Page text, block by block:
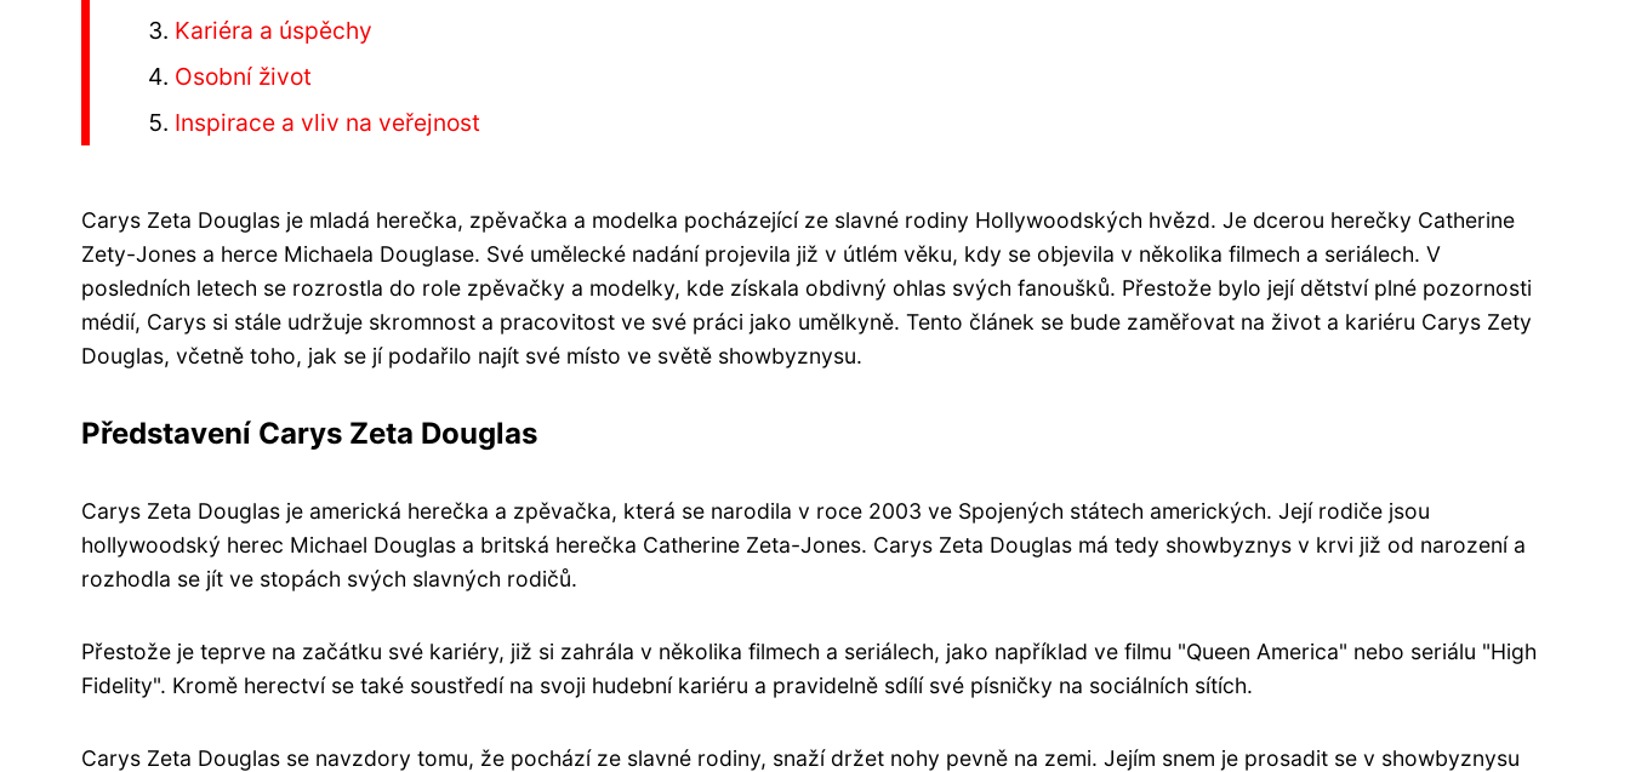
Kariéra a úspěchy
Osobní život
Inspirace a vliv na veřejnost
Carys Zeta Douglas je mladá herečka, zpěvačka a modelka pocházející ze slavné rodiny Hollywoodských hvězd. Je dcerou herečky Catherine
Zety-Jones a herce Michaela Douglase. Své umělecké nadání projevila již v útlém věku, kdy se objevila v několika filmech a seriálech. V
posledních letech se rozrostla do role zpěvačky a modelky, kde získala obdivný ohlas svých fanoušků. Přestože bylo její dětství plné pozornosti
médií, Carys si stále udržuje skromnost a pracovitost ve své práci jako umělkyně. Tento článek se bude zaměřovat na život a kariéru Carys Zety
Douglas, včetně toho, jak se jí podařilo najít své místo ve světě showbyznysu.
Představení Carys Zeta Douglas
Carys Zeta Douglas je americká herečka a zpěvačka, která se narodila v roce 2003 ve Spojených státech amerických. Její rodiče jsou
hollywoodský herec Michael Douglas a britská herečka Catherine Zeta-Jones. Carys Zeta Douglas má tedy showbyznys v krvi již od narození a
rozhodla se jít ve stopách svých slavných rodičů.
Přestože je teprve na začátku své kariéry, již si zahrála v několika filmech a seriálech, jako například ve filmu "Queen America" nebo seriálu "High
Fidelity". Kromě herectví se také soustředí na svoji hudební kariéru a pravidelně sdílí své písničky na sociálních sítích.
Carys Zeta Douglas se navzdory tomu, že pochází ze slavné rodiny, snaží držet nohy pevně na zemi. Jejím snem je prosadit se v showbyznysu